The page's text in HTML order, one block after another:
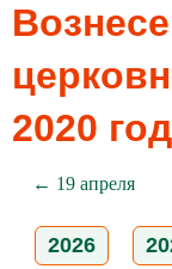
2020
← 19 апреля
2026